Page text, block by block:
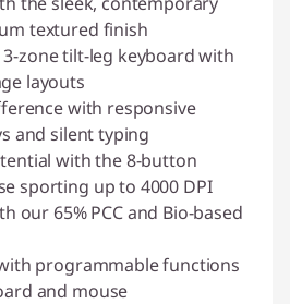
textured finish
zone tilt-leg keyboard with
layouts
with responsive
and silent typing
with the 8-button
sporting up to 4000 DPI
our 65% PCC and Bio-based
programmable functions
and mouse